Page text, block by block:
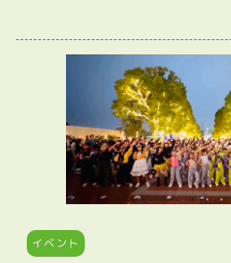
イベント